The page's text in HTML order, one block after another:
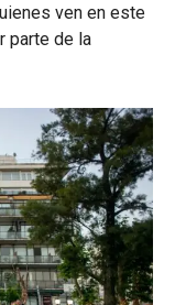
ven en este
parte de la